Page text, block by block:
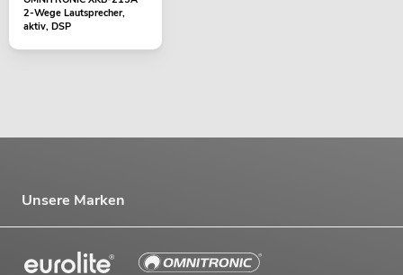
2-Wege Lautsprecher,
aktiv, DSP
Unsere Marken